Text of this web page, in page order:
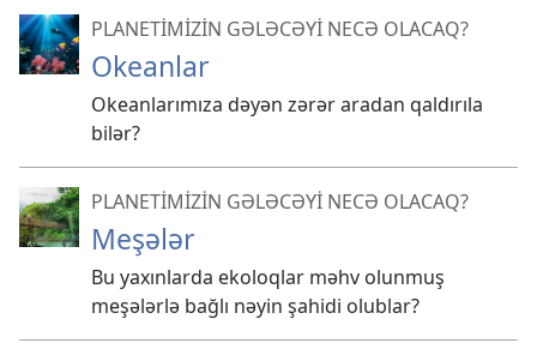
PLANETİMİZİN GƏLƏCƏYİ NECƏ OLACAQ?
Okeanlar
Okeanlarımıza dəyən zərər aradan qaldırıla
bilər?
PLANETİMİZİN GƏLƏCƏYİ NECƏ OLACAQ?
Meşələr
Bu yaxınlarda ekoloqlar məhv olunmuş
meşələrlə bağlı nəyin şahidi olublar?